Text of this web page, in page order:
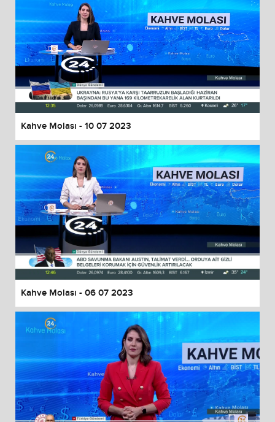
Kahve Molası - 10 07 2023
Kahve Molası - 06 07 2023